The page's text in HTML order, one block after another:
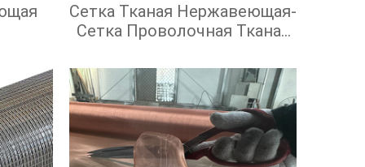
Сетка Тканая Нержавеющая-
Сетка Проволочная Тканая